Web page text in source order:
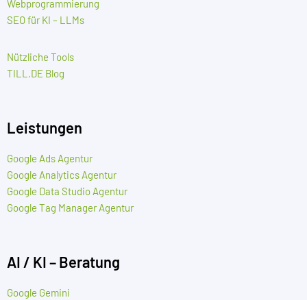
Webprogrammierung
SEO für KI – LLMs
Nützliche Tools
TILL.DE Blog
Leistungen
Google Ads Agentur
Google Analytics Agentur
Google Data Studio Agentur
Google Tag Manager Agentur
AI / KI – Beratung
Google Gemini